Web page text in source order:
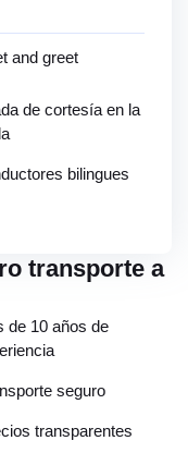
and greet
de cortesía en la
bilingues
transporte a
de 10 años de
seguro
transparentes